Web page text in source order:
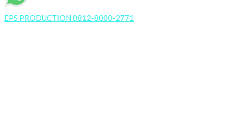
EPS PRODUCTION 0812-8000-2771